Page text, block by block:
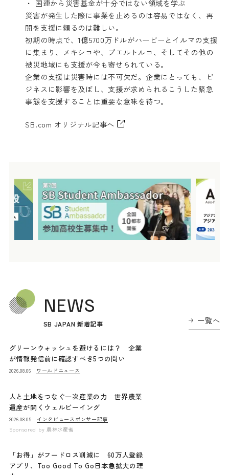
・ 国連から災害基金が十分ではない領域を学ぶ
災害が発生した際に事業を止めるのは容易ではなく、再
開を支援に頼るのは難しい。
初期の時点で、1億5700万ドルがハービーとイルマの支援
に集まり、メキシコや、プエルトルコ、そしてその他の
被災地域にも支援が今も寄せられている。
企業の支援は災害時には不可欠だ。企業にとっても、ビ
ジネスに影響を及ぼし、支援が求められるこうした緊急
事態を支援することは重要な意味を待つ。
SB.com オリジナル記事へ
NEWS
SB JAPAN 新着記事 一覧へ
グリーンウォッシュを避けるには？ 企業
が情報発信前に確認すべき5つの問い
2026.08.06 ワールドニュース
人と土地をつなぐ一次産業の力 世界農業
遺産が開くウェルビーイング
2026.08.05 インタビュー スポンサー記事
Sponsored by 農林水産省
「お得」がフードロス削減に 60万人登録
アプリ、Too Good To Go日本急拡大の理